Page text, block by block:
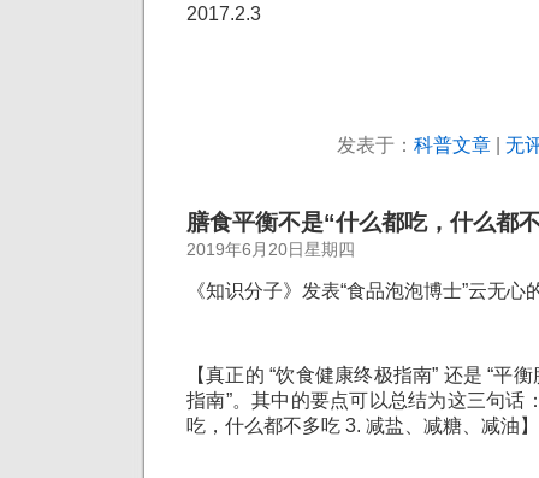
2017.2.3
发表于： 科普文章| 无
膳食平衡不是“什么都吃，什么都
2019年6月20日星期四
《知识分子》发表“食品泡泡博士”云无心
【真正的 “饮食健康终极指南” 还是 “平
指南”。其中的要点可以总结为这三句话
吃，什么都不多吃 3. 减盐、减糖、减油】